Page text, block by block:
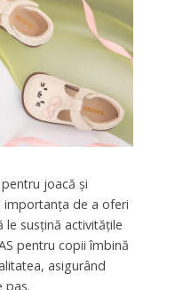
joacă și
importanța de a oferi
susțină activitățile
pentru copii îmbină
asigurând
pas.